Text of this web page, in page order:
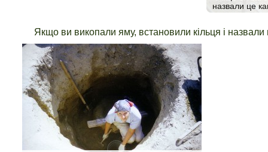
назвали це
Якщо ви викопали яму, встановили кільця і назвали